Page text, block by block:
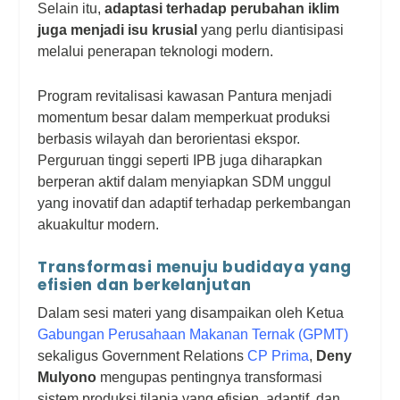
Selain itu,adaptasi terhadap perubahan iklim
juga menjadi isu krusial yang perlu diantisipasi
melalui penerapan teknologi modern.
Program revitalisasi kawasan Pantura menjadi
momentum besar dalam memperkuat produksi
berbasis wilayah dan berorientasi ekspor.
Perguruan tinggi seperti IPB juga diharapkan
berperan aktif dalam menyiapkan SDM unggul
yang inovatif dan adaptif terhadap perkembangan
akuakultur modern.
Transformasi menuju budidaya yang
efisien dan berkelanjutan
Dalam sesi materi yang disampaikan oleh Ketua
Gabungan Perusahaan Makanan Ternak (GPMT)
sekaligus Government RelationsCP Prima, Deny
Mulyono mengupas pentingnya transformasi